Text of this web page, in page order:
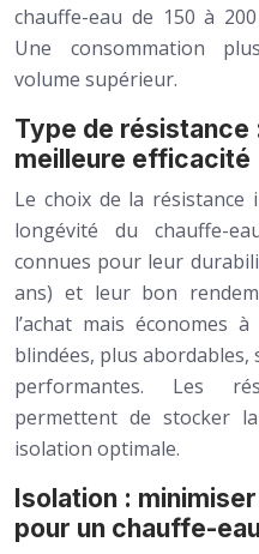
chauffe-eau de 150 à
Une consommation
volume supérieur.
Type de résistance
meilleure efficacité
Le choix de la résistance
longévité du chauffe-
connues pour leur
ans) et leur bon
l’achat mais économes
blindées, plus
performantes. Les
permettent de stocker
isolation optimale.
Isolation :
pour un chauffe-